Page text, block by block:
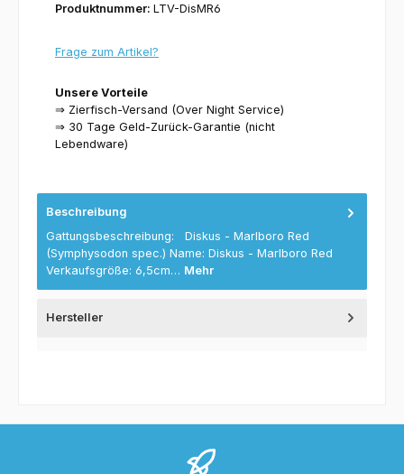
Produktnummer: LTV-DisMR6
Frage zum Artikel?
Unsere Vorteile
⇒ Zierfisch-Versand (Over Night Service)
⇒ 30 Tage Geld-Zurück-Garantie (nicht
Lebendware)
Beschreibung
Gattungsbeschreibung: Diskus - Marlboro Red
(Symphysodon spec.) Name: Diskus - Marlboro Red
Verkaufsgröße: 6,5cm… Mehr
Hersteller